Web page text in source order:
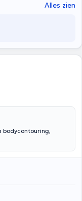
Alles zien
bodycontouring,